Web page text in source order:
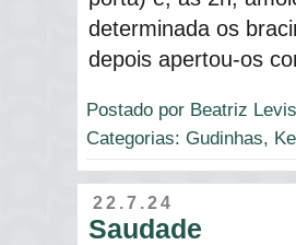
determinada os
depois apertou-os
Postado por Beatriz
Categorias: Gudinhas,
22.7.24
Saudade